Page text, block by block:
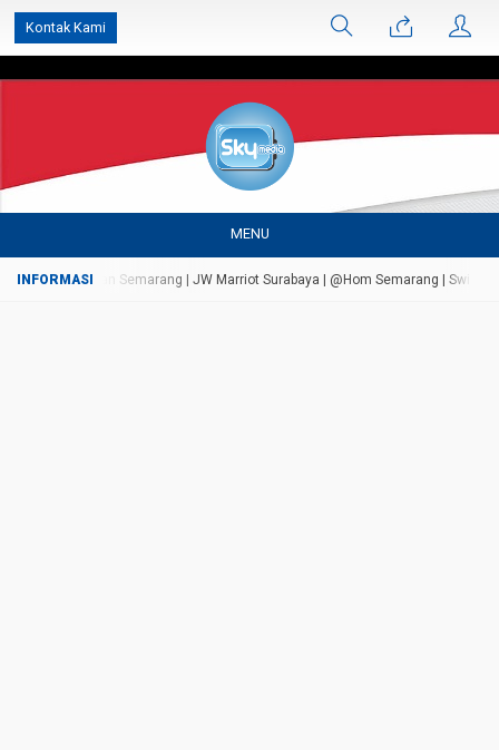
Kontak Kami
MENU
Bandungan Semarang | JW Marriot Surabaya | @Hom Semarang |